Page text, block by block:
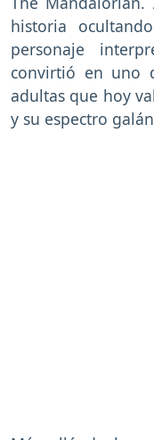
historia
personaje
convirtió en uno
adultas que hoy
y su espectro